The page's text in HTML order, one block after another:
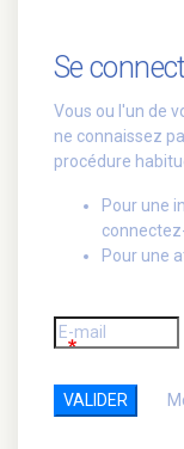
Se
Vous ou l'un de
ne connaissez
procédure
Pour une
Pour une